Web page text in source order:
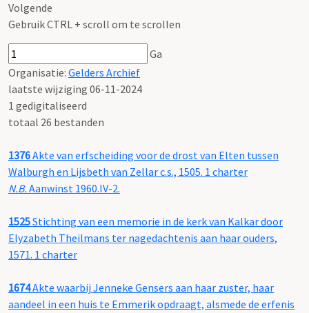
Volgende
Gebruik CTRL + scroll om te scrollen
Ga
Organisatie: Gelders Archief
laatste wijziging 06-11-2024
1 gedigitaliseerd
totaal 26 bestanden
1376Akte van erfscheiding voor de drost van Elten tussen
Walburgh en Lijsbeth van Zellar c.s., 1505. 1 charter
N.B. Aanwinst 1960.IV-2.
1525Stichting van een memorie in de kerk van Kalkar door
Elyzabeth Theilmans ter nagedachtenis aan haar ouders,
1571. 1 charter
1674Akte waarbij Jenneke Gensers aan haar zuster, haar
aandeel in een huis te Emmerik opdraagt, alsmede de erfenis